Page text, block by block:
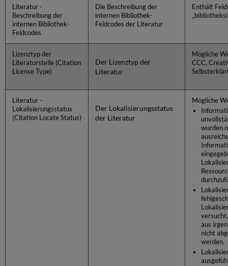
Literatur -
Beschreibung der
internen Bibliothek-
Feldcodes
Die Beschreibung der
internen Bibliothek-
Feldcodes der Literatur
Enthält
Lizenztyp der
Literaturstelle (Citation
License Type)
Der Lizenztyp der
Literatur
Mögliche
CCC,
Literatur -
Lokalisierungsstatus
(Citation Locate Status)
Der Lokalisierungsstatus
der Literatur
Mögliche
wurden
aus
nicht
werden.